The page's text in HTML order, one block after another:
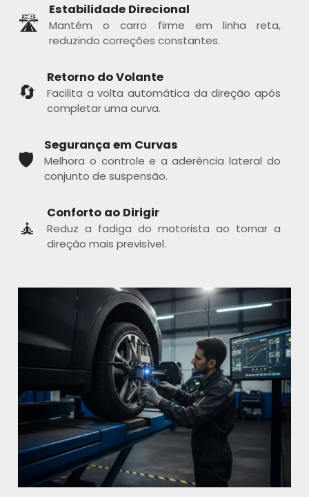
🛣️
Estabilidade Direcional
Mantém o carro firme em linha reta,
reduzindo correções constantes.
🔄
Retorno do Volante
Facilita a volta automática da direção após
completar uma curva.
🛡️
Segurança em Curvas
Melhora o controle e a aderência lateral do
conjunto de suspensão.
🧘
Conforto ao Dirigir
Reduz a fadiga do motorista ao tornar a
direção mais previsível.